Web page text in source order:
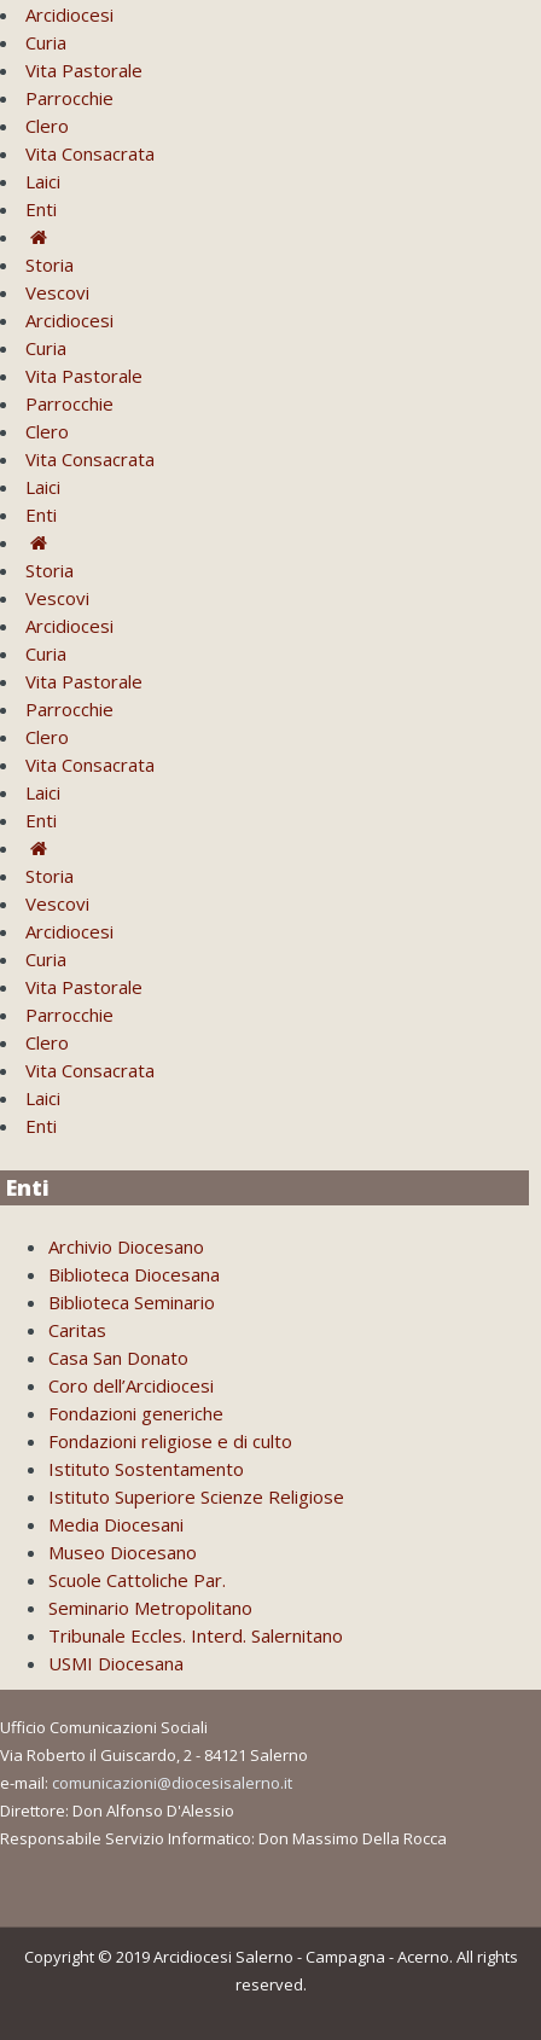
Arcidiocesi
Curia
Vita Pastorale
Parrocchie
Clero
Vita Consacrata
Laici
Enti
Storia
Vescovi
Arcidiocesi
Curia
Vita Pastorale
Parrocchie
Clero
Vita Consacrata
Laici
Enti
Storia
Vescovi
Arcidiocesi
Curia
Vita Pastorale
Parrocchie
Clero
Vita Consacrata
Laici
Enti
Storia
Vescovi
Arcidiocesi
Curia
Vita Pastorale
Parrocchie
Clero
Vita Consacrata
Laici
Enti
Enti
Archivio Diocesano
Biblioteca Diocesana
Biblioteca Seminario
Caritas
Casa San Donato
Coro dell’Arcidiocesi
Fondazioni generiche
Fondazioni religiose e di culto
Istituto Sostentamento
Istituto Superiore Scienze Religiose
Media Diocesani
Museo Diocesano
Scuole Cattoliche Par.
Seminario Metropolitano
Tribunale Eccles. Interd. Salernitano
USMI Diocesana
Ufficio Comunicazioni Sociali
Via Roberto il Guiscardo, 2 - 84121 Salerno
e-mail: comunicazioni@diocesisalerno.it
Direttore: Don Alfonso D'Alessio
Responsabile Servizio Informatico: Don Massimo Della Rocca
Copyright © 2019 Arcidiocesi Salerno - Campagna - Acerno. All rights
reserved.